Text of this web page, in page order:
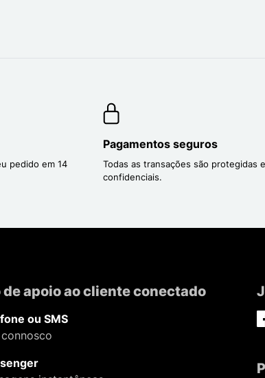
pedido em 14
Pagamentos seguros
Todas as transações são protegidas e
confidenciais.
de apoio ao cliente conectado
ou SMS